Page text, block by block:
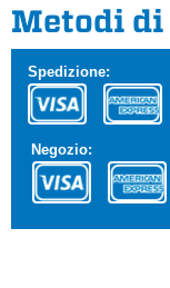
Metodi di
Spedizione:
Negozio: